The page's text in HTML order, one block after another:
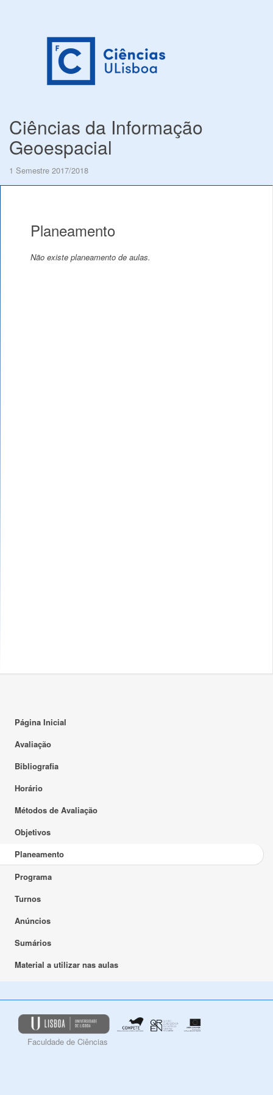
Ciências da Informação
Geoespacial
1 Semestre 2017/2018
Planeamento
Não existe planeamento de aulas.
Página Inicial
Avaliação
Bibliografia
Horário
Métodos de Avaliação
Objetivos
Planeamento
Programa
Turnos
Anúncios
Sumários
Material a utilizar nas aulas
Faculdade de Ciências